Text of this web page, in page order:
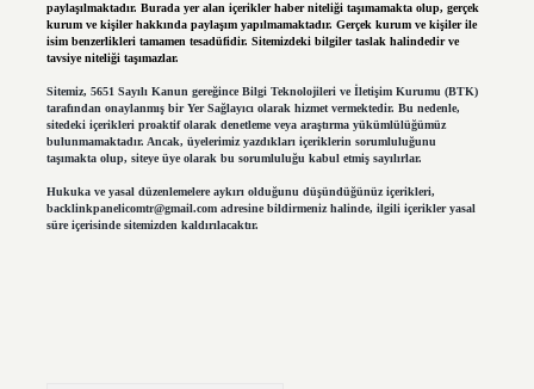
paylaşılmaktadır. Burada yer alan içerikler haber niteliği taşımamakta olup, gerçek
kurum ve kişiler hakkında paylaşım yapılmamaktadır. Gerçek kurum ve kişiler ile
isim benzerlikleri tamamen tesadüfidir. Sitemizdeki bilgiler taslak halindedir ve
tavsiye niteliği taşımazlar.
Sitemiz, 5651 Sayılı Kanun gereğince Bilgi Teknolojileri ve İletişim Kurumu (BTK)
tarafından onaylanmış bir Yer Sağlayıcı olarak hizmet vermektedir. Bu nedenle,
sitedeki içerikleri proaktif olarak denetleme veya araştırma yükümlülüğümüz
bulunmamaktadır. Ancak, üyelerimiz yazdıkları içeriklerin sorumluluğunu
taşımakta olup, siteye üye olarak bu sorumluluğu kabul etmiş sayılırlar.
Hukuka ve yasal düzenlemelere aykırı olduğunu düşündüğünüz içerikleri,
backlinkpanelicomtr@gmail.comadresine bildirmeniz halinde, ilgili içerikler yasal
süre içerisinde sitemizden kaldırılacaktır.